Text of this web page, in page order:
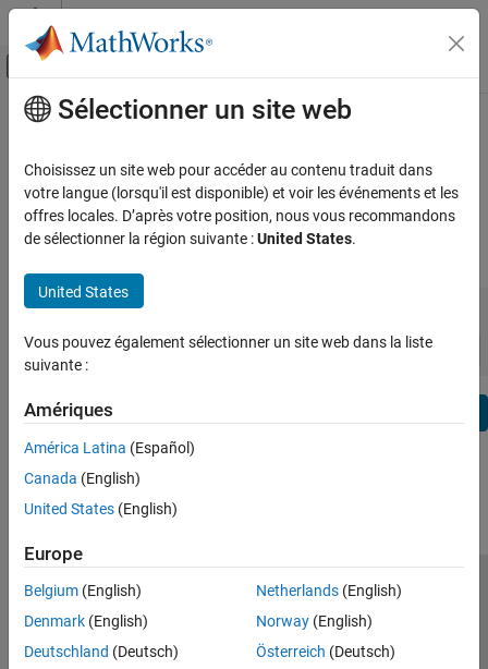
Passer au contenu
Activer/désactiver l'affichage du menu
Voir par: Catégorie
Using MATLAB
MATLAB
Using Simulink
Simulink
Simulink Copilot
Event-Based Modeling
Real-Time Simulation and Testing
Workflows
Parallel Computing
Systems Engineering
Code Generation
Application Deployment
Verification, Validation, and Test
Contenu principal
RF Blockset Release Notes
Bug Reports | Bug Fixes expand all in page
Release Range:to
Starting Release
toEnding Release
Sort by:
Text Filter: RF Blockset Release Notes
How useful was this information?
Sélectionner un site web
Choisissez un site web pour accéder au contenu traduit dans
votre langue (lorsqu'il est disponible) et voir les événements et les
offres locales. D’après votre position, nous vous recommandons
de sélectionner la région suivante :United States.
United States
Vous pouvez également sélectionner un site web dans la liste
suivante :
Amériques
América Latina (Español)
Canada (English)
United States (English)
Europe
Belgium (English)
Denmark (English)
Deutschland (Deutsch)
Netherlands(English)
Norway(English)
Österreich (Deutsch)
Trust Center Marques déposées
Politique de confidentialité
Lutte anti-piratage
Statut des applications
Contacts locaux
© 1994-2026 The MathWorks, Inc.